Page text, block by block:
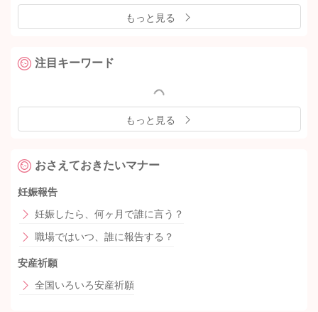
もっと見る
注目キーワード
もっと見る
おさえておきたいマナー
妊娠報告
妊娠したら、何ヶ月で誰に言う？
職場ではいつ、誰に報告する？
安産祈願
全国いろいろ安産祈願